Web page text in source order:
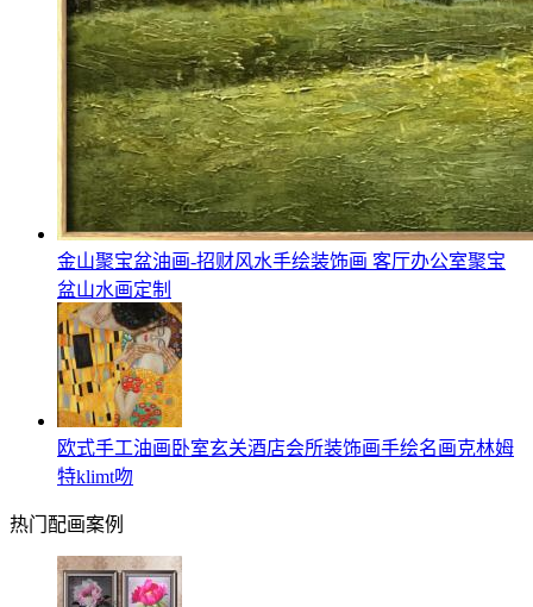
金山聚宝盆油画-招财风水手绘装饰画 客厅办公室聚宝
盆山水画定制
欧式手工油画卧室玄关酒店会所装饰画手绘名画克林姆
特klimt吻
热门配画案例